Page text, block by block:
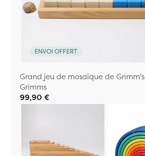
ENVOI OFFERT
Grand jeu de mosaïque de Grimm's
Grimms
99,90 €